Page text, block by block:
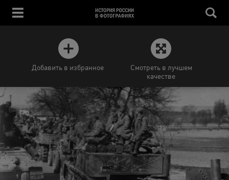
Добавить в избранное
Смотреть в лучшем
качестве